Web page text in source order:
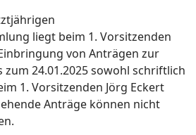
liegt beim 1. Vorsitzenden
von Anträgen zur
24.01.2025 sowohl schriftlich
1. Vorsitzenden Jörg Eckert
Anträge können nicht